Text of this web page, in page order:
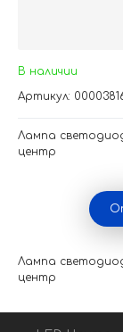
В наличии
Артикул:
Лампа
центр
Лампа
центр